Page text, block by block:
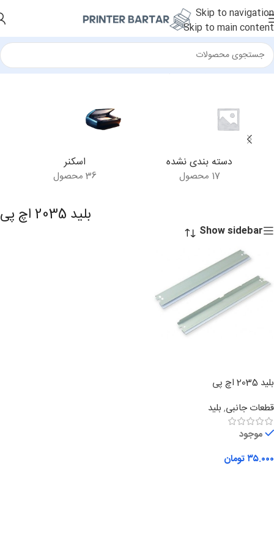
Skip to navigation
Skip to main content
خانه/محصولات برچسب خورده “بلید 2035 اچ پی”
دسته بندی نشده
17 محصول
اسکنر
36 محصول
بلید 2035 اچ پی
Show sidebar
بلید 2035 اچ پی
قطعات جانبی, بلید
موجود
۳۵.۰۰۰تومان